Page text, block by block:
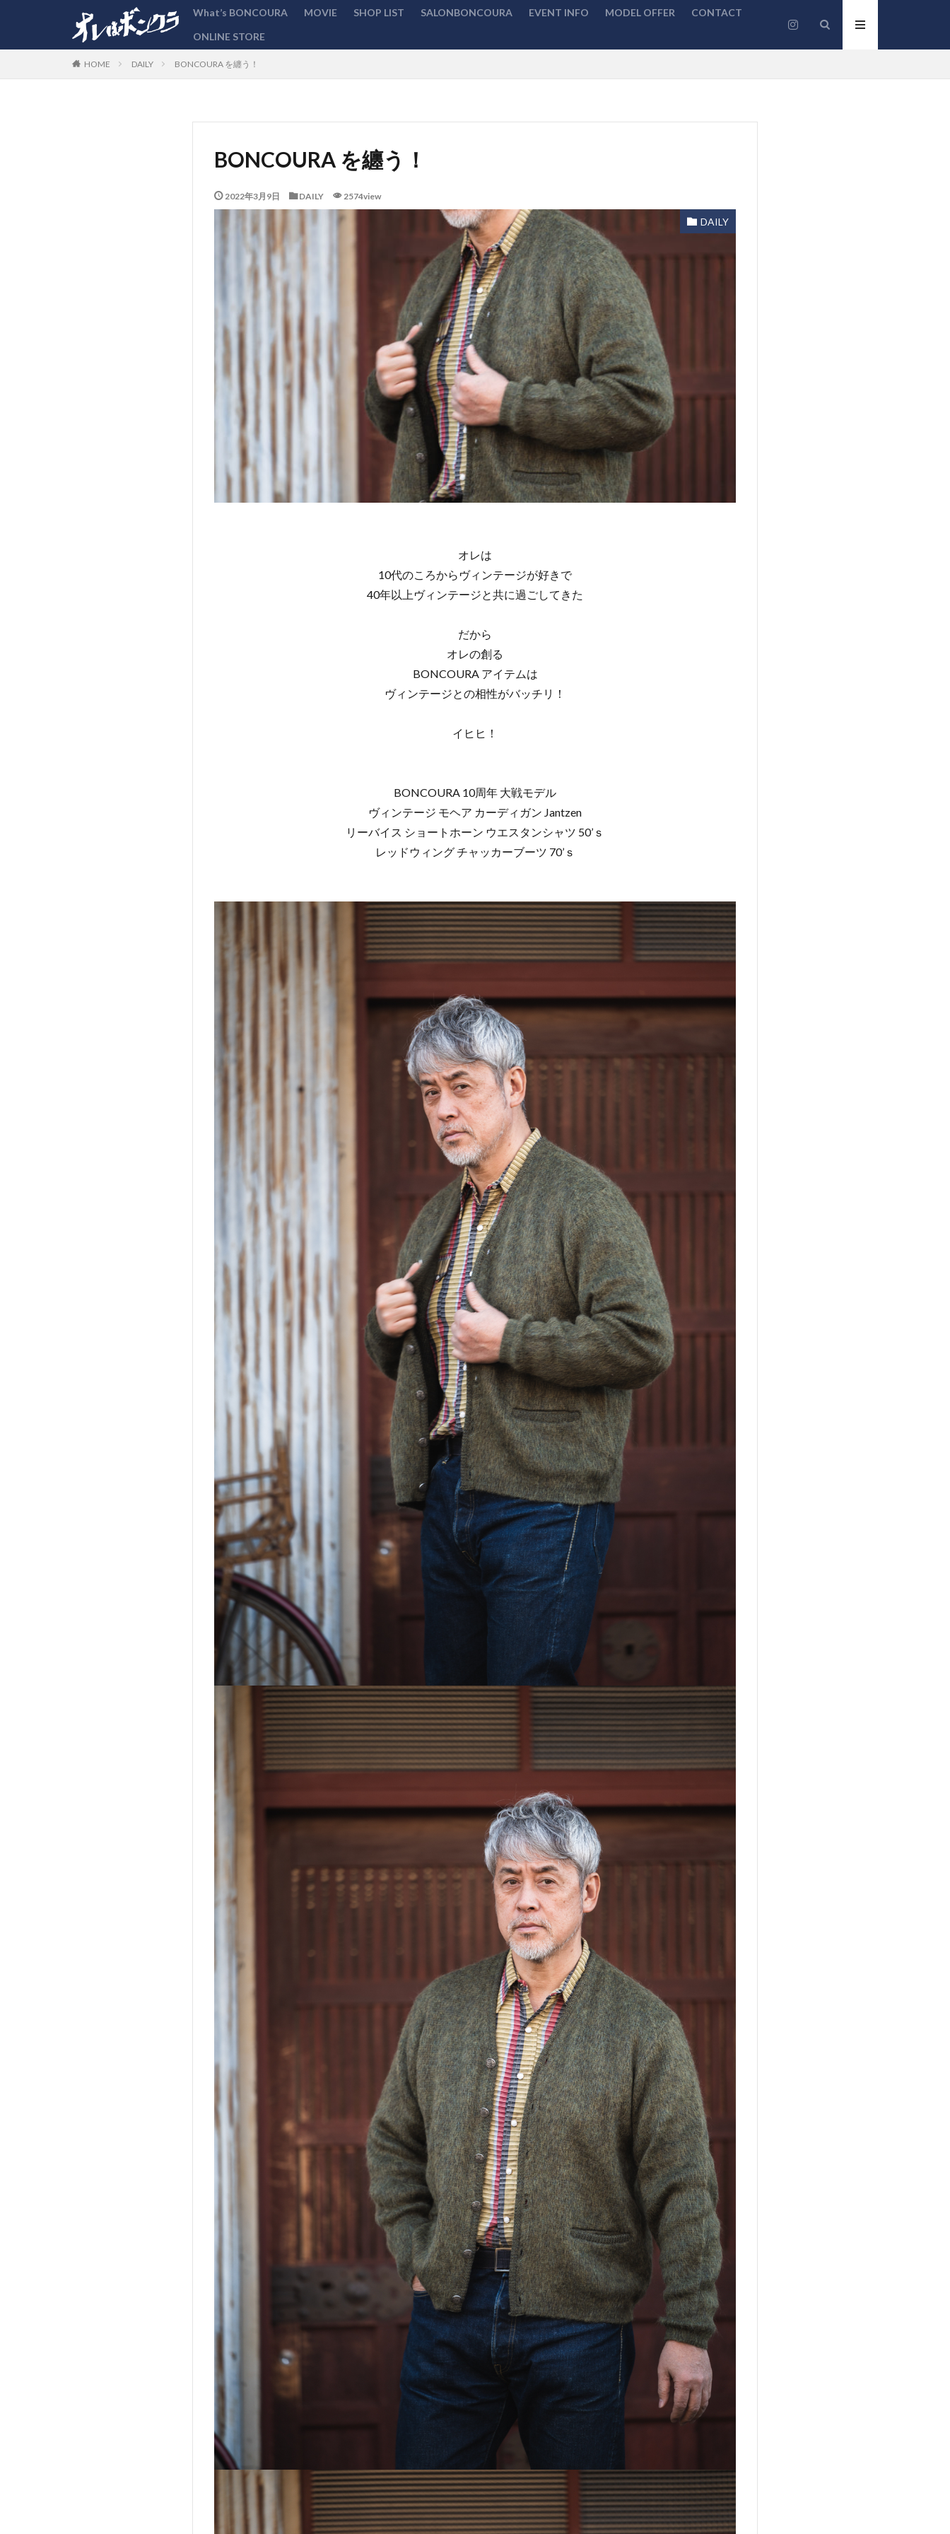
What’s BONCOURA MOVIE SHOP LIST SALONBONCOURA EVENT INFO MODEL OFFER
CONTACT
ONLINE STORE
HOME DAILY BONCOURA を纏う！
BONCOURA を纏う！
2022年3月9日 DAILY 2574view
DAILY
オレは
10代のころからヴィンテージが好きで
40年以上ヴィンテージと共に過ごしてきた
だから
オレの創る
BONCOURA アイテムは
ヴィンテージとの相性がバッチリ！
イヒヒ！
BONCOURA 10周年 大戦モデル
ヴィンテージ モヘア カーディガン Jantzen
リーバイス ショートホーン ウエスタンシャツ 50’ｓ
レッドウィング チャッカーブーツ 70’ｓ
カテゴリー
検索